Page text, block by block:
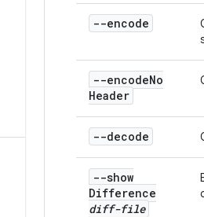
--encode
--encodeNo
Header
--decode
--show
Difference
diff-file